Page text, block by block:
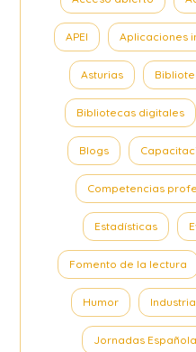
APEI Aplicaciones
Asturias
Bibliotecas digitales
Blogs
Competencias
Estadísticas
Fomento de la lectura
Humor
Jornadas